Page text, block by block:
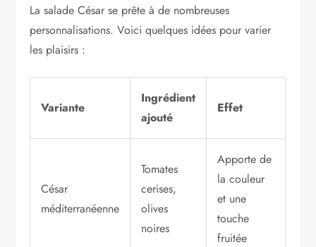
La salade César se prête à de nombreuses
personnalisations. Voici quelques idées pour varier
les plaisirs :
Variante
Ingrédient
ajouté
Effet
César
méditerranéenne
Tomates
cerises,
olives
noires
Apporte de
la couleur
et une
touche
fruitée